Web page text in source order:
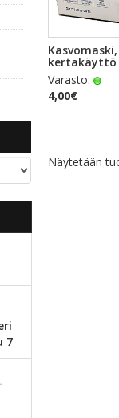
7
kertakäyttö
Varasto:
4,00€
Näytetään